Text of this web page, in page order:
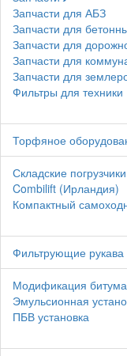
Запчасти для АБЗ
Запчасти для
Запчасти для
Запчасти для
Запчасти для
Фильтры для техники
Торфяное
Складские погрузчики
Combilift (Ирландия)
Компактный
Фильтрующие рукава
Модификация битума
Эмульсионная
ПБВ установка